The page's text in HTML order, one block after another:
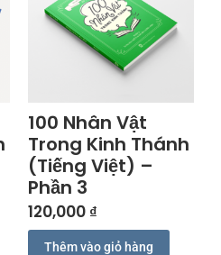
100 Nhân Vật
Trong Kinh Thánh
(Tiếng Việt) –
Phần 3
120,000 ₫
Thêm vào giỏ hàng